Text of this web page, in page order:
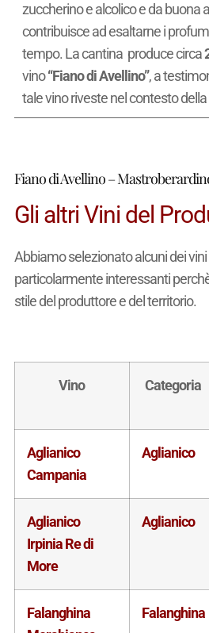
zuccherino e alcolico e da buona
contribuisce ad esaltarne i
tempo. La cantina produce circa
vino“Fiano di Avellino”, a
tale vino riveste nel contesto
Fiano di Avellino –
Gli altri Vini del
Abbiamo selezionato alcuni dei vini
particolarmente interessanti
stile del produttore e del territorio.
Vino Categoria
Aglianico
Campania
Aglianico
Aglianico
Irpinia Re di
More
Aglianico
Falanghina
Falanghina